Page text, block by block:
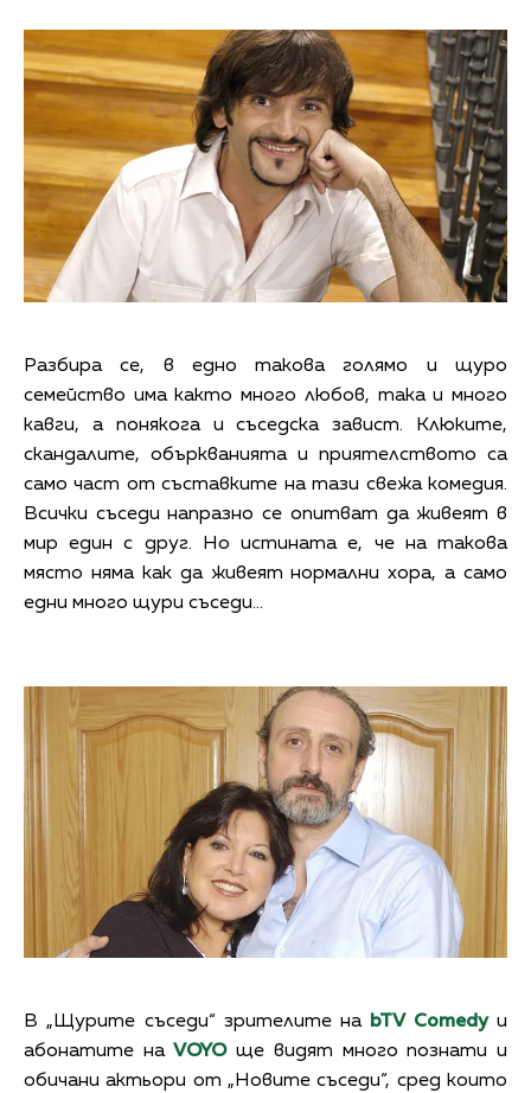
Разбира се, в едно такова голямо и щуро
семейство има както много любов, така и много
кавги, а понякога и съседска завист. Клюките,
скандалите, объркванията и приятелството са
само част от съставките на тази свежа комедия.
Всички съседи напразно се опитват да живеят в
мир един с друг. Но истината е, че на такова
място няма как да живеят нормални хора, а само
едни много щури съседи…
В „Щурите съседи“ зрителите на bTV Comedyи
абонатите наVOYOще видят много познати и
обичани актьори от „Новите съседи“, сред които